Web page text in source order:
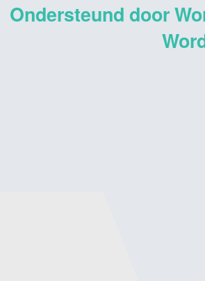
Ondersteund door